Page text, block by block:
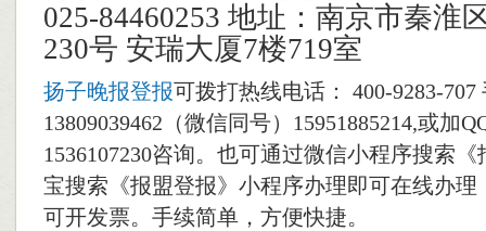
025-84460253 地址：南京市秦淮
230号 安瑞大厦7楼719室
扬子晚报登报可拨打热线电话： 400-9283-707
13809039462（微信同号）15951885214,或加
1536107230咨询。也可通过微信小程序搜索
宝搜索《报盟登报》小程序办理即可在线办理
可开发票。手续简单，方便快捷。